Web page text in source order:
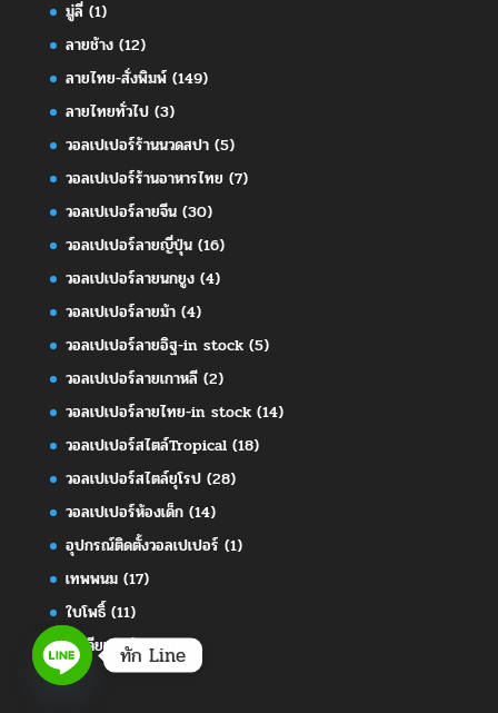
มู่ลี่(1)
ลายช้าง(12)
ลายไทย-สั่งพิมพ์(149)
ลายไทยทั่วไป(3)
วอลเปเปอร์ร้านนวดสปา(5)
วอลเปเปอร์ร้านอาหารไทย (7)
วอลเปเปอร์ลายจีน(30)
วอลเปเปอร์ลายญี่ปุ่น(16)
วอลเปเปอร์ลายนกยูง(4)
วอลเปเปอร์ลายม้า(4)
วอลเปเปอร์ลายอิฐ-in stock(5)
วอลเปเปอร์ลายเกาหลี(2)
วอลเปเปอร์ลายไทย-in stock(14)
วอลเปเปอร์สไตล์Tropical(18)
วอลเปเปอร์สไตล์ยุโรป(28)
วอลเปเปอร์ห้องเด็ก(14)
อุปกรณ์ติดตั้งวอลเปเปอร์ (1)
เทพพนม(17)
ใบโพธิ์(11)
ไอเดียแต่งห้อง(413)
ทัก Line